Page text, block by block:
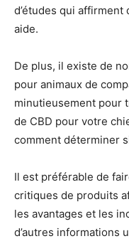
d’études qui
aide.
De plus, il existe de
pour animaux de
minutieusement pour
de CBD pour votre
comment déterminer
Il est préférable de
critiques de produits
les avantages et les
d’autres informations